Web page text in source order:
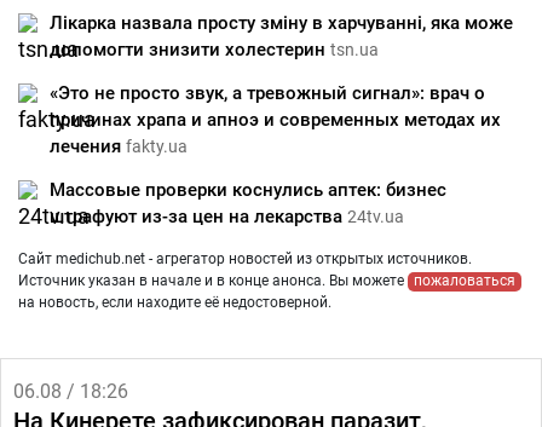
Лікарка назвала просту зміну в харчуванні, яка може
допомогти знизити холестерин tsn.ua
«Это не просто звук, а тревожный сигнал»: врач о
причинах храпа и апноэ и современных методах их
лечения fakty.ua
Массовые проверки коснулись аптек: бизнес
штрафуют из-за цен на лекарства 24tv.ua
Сайт medichub.net - агрегатор новостей из открытых источников.
Источник указан в начале и в конце анонса. Вы можете
пожаловаться
на новость, если находите её недостоверной.
06.08 / 18:26
На Кинерете зафиксирован паразит,